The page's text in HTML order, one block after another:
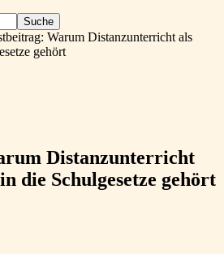
Warum Distanzunterricht als
gehört
Distanzunterricht
die Schulgesetze gehört